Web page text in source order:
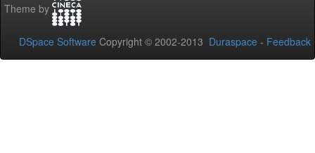
Theme by
DSpace Software Copyright © 2002-2013 Duraspace - Feedback